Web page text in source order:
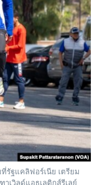
รัฐแคลิฟอร์เนีย เตรียม
เวิลด์แอธเลติกส์รีเลย์